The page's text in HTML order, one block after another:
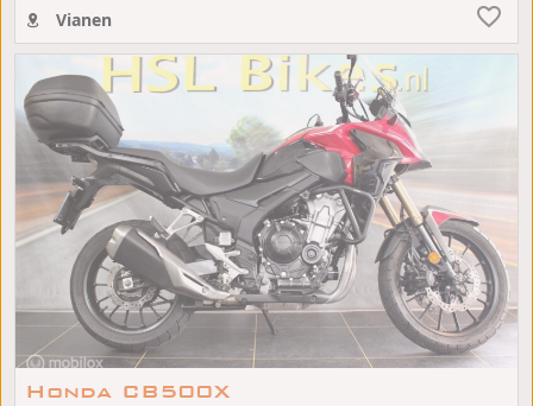
Vianen
Honda CB500X